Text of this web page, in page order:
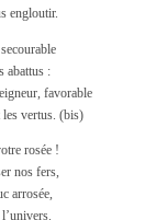
engloutir.
abattus :
favorable
vertus. (bis)
rosée !
nos fers,
arrosée,